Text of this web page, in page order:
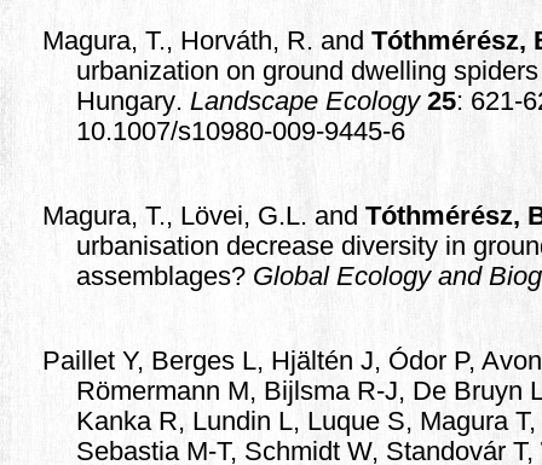
Magura, T., Horváth, R. and Tóthmérész,
urbanization on ground dwelling
Hungary.Landscape Ecology 25: 621-
10.1007/s10980-009-9445-6
Magura, T., Lövei, G.L. and Tóthmérész,
urbanisation decrease diversity in
assemblages? Global Ecology and
Paillet Y, Berges L, Hjältén J, Ódor P,
Römermann M, Bijlsma R-J, De Bruyn
Kanka R, Lundin L, Luque S, Magura
Sebastia M-T, Schmidt W, Standovár T,